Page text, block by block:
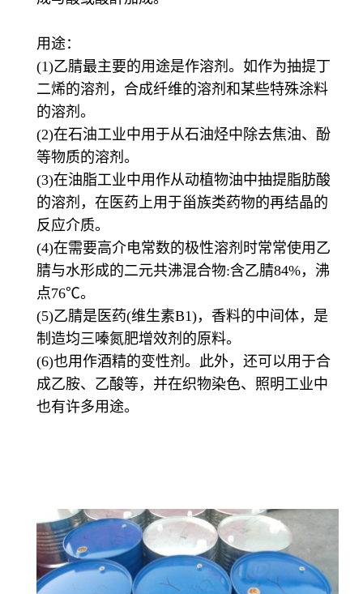
用途：
(1)乙腈最主要的用途是作溶剂。如作为抽提丁
二烯的溶剂，合成纤维的溶剂和某些特殊涂料
的溶剂。
(2)在石油工业中用于从石油烃中除去焦油、酚
等物质的溶剂。
(3)在油脂工业中用作从动植物油中抽提脂肪酸
的溶剂，在医药上用于甾族类药物的再结晶的
反应介质。
(4)在需要高介电常数的极性溶剂时常常使用乙
腈与水形成的二元共沸混合物:含乙腈84%，沸
点76℃。
(5)乙腈是医药(维生素B1)，香料的中间体，是
制造均三嗪氮肥增效剂的原料。
(6)也用作酒精的变性剂。此外，还可以用于合
成乙胺、乙酸等，并在织物染色、照明工业中
也有许多用途。